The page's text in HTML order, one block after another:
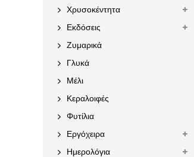
Χρυσοκέντητα
Εκδόσεις
Ζυμαρικά
Γλυκά
Μέλι
Κεραλοιφές
Φυτίλια
Εργόχειρα
Ημερολόγια